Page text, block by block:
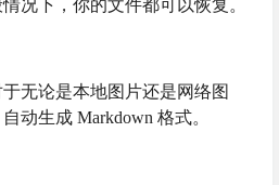
况下，你的文件都可以恢复。
无论是本地图片还是网络图
动生成 Markdown 格式。